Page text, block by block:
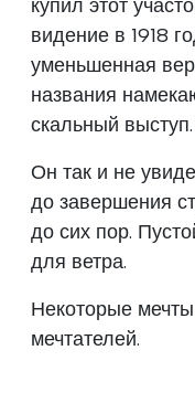
купил этот
видение в 1918
уменьшенная
названия
скальный
Он так и не
до завершения
до сих пор.
для ветра.
Некоторые
мечтателей.